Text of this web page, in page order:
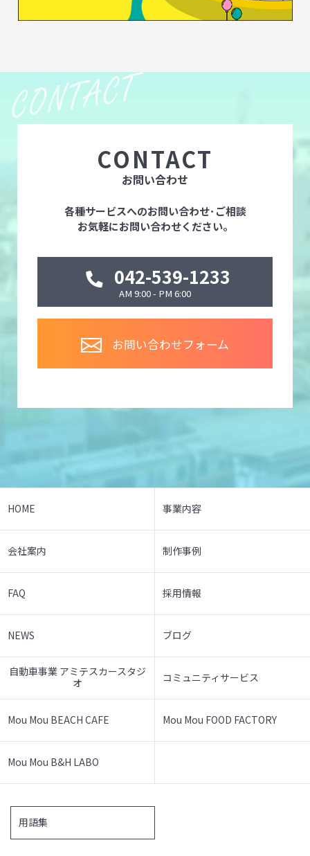
CONTACT
お問い合わせ
各種サービスへのお問い合わせ･ご相談
お気軽にお問い合わせください。
042-539-1233
AM 9:00 - PM 6:00
お問い合わせフォーム
HOME 事業内容
会社案内 制作事例
FAQ 採用情報
NEWS ブログ
自動車事業 アミテスカースタジ
オ
コミュニティサービス
Mou Mou BEACH CAFE Mou Mou FOOD FACTORY
Mou Mou B&H LABO
用語集